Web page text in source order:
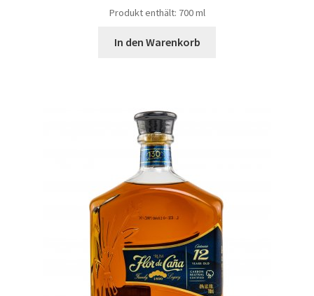
Produkt enthält: 700ml
In den Warenkorb